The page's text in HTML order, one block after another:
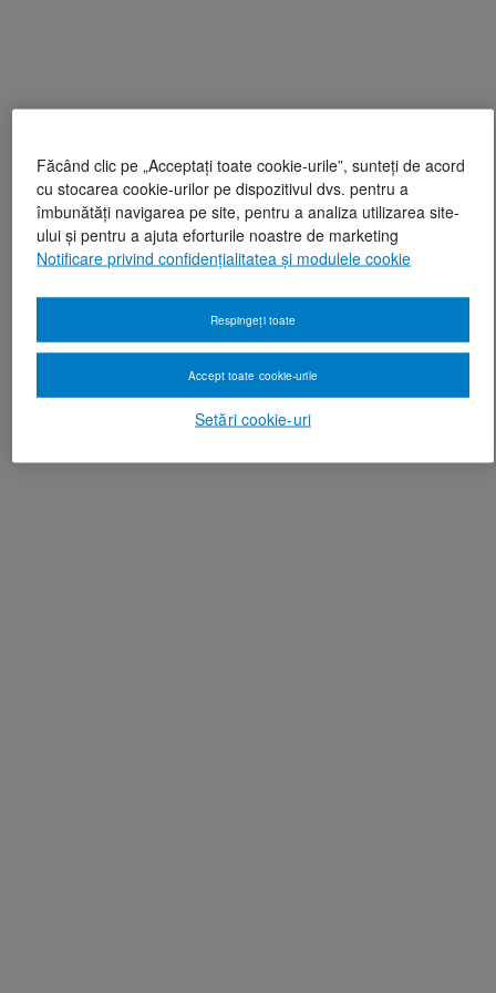
Făcând clic pe „Acceptați toate cookie-urile”, sunteți de acord
cu stocarea cookie-urilor pe dispozitivul dvs. pentru a
îmbunătăți navigarea pe site, pentru a analiza utilizarea site-
ului și pentru a ajuta eforturile noastre de marketing
Notificare privind confidențialitatea și modulele cookie
Setări cookie-uri
Respingeți toate
Accept toate cookie-urile